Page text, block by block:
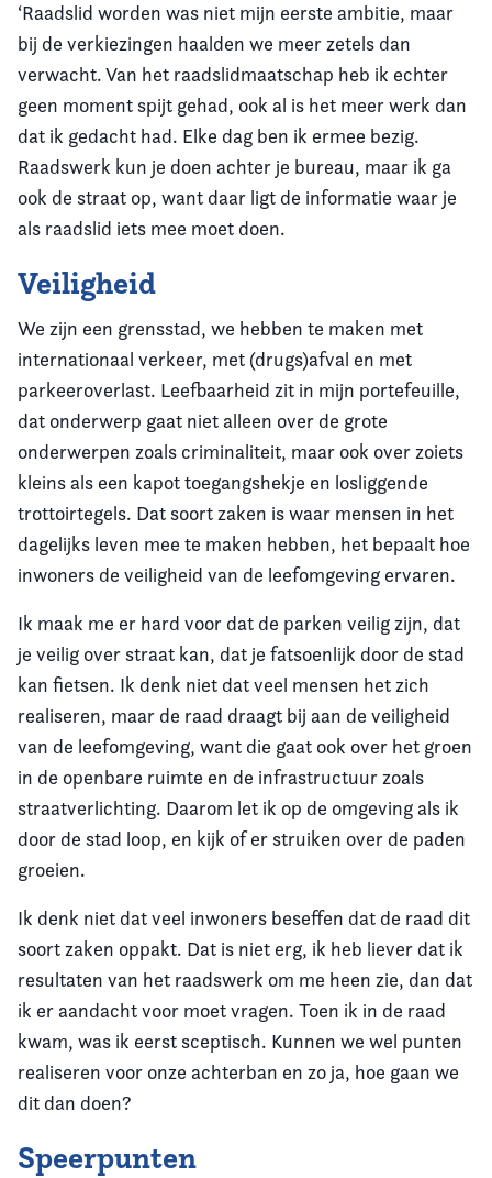
‘Raadslid worden was niet mijn eerste ambitie, maar
bij de verkiezingen haalden we meer zetels dan
verwacht. Van het raadslidmaatschap heb ik echter
geen moment spijt gehad, ook al is het meer werk dan
dat ik gedacht had. Elke dag ben ik ermee bezig.
Raadswerk kun je doen achter je bureau, maar ik ga
ook de straat op, want daar ligt de informatie waar je
als raadslid iets mee moet doen.
Veiligheid
We zijn een grensstad, we hebben te maken met
internationaal verkeer, met (drugs)afval en met
parkeeroverlast. Leefbaarheid zit in mijn portefeuille,
dat onderwerp gaat niet alleen over de grote
onderwerpen zoals criminaliteit, maar ook over zoiets
kleins als een kapot toegangshekje en losliggende
trottoirtegels. Dat soort zaken is waar mensen in het
dagelijks leven mee te maken hebben, het bepaalt hoe
inwoners de veiligheid van de leefomgeving ervaren.
Ik maak me er hard voor dat de parken veilig zijn, dat
je veilig over straat kan, dat je fatsoenlijk door de stad
kan fietsen. Ik denk niet dat veel mensen het zich
realiseren, maar de raad draagt bij aan de veiligheid
van de leefomgeving, want die gaat ook over het groen
in de openbare ruimte en de infrastructuur zoals
straatverlichting. Daarom let ik op de omgeving als ik
door de stad loop, en kijk of er struiken over de paden
groeien.
Ik denk niet dat veel inwoners beseffen dat de raad dit
soort zaken oppakt. Dat is niet erg, ik heb liever dat ik
resultaten van het raadswerk om me heen zie, dan dat
ik er aandacht voor moet vragen. Toen ik in de raad
kwam, was ik eerst sceptisch. Kunnen we wel punten
realiseren voor onze achterban en zo ja, hoe gaan we
dit dan doen?
Speerpunten